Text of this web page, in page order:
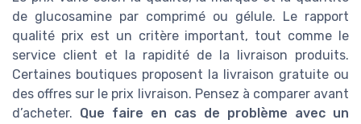
de glucosamine par comprimé ou gélule. Le rapport
qualité prix est un critère important, tout comme le
service client et la rapidité de la livraison produits.
Certaines boutiques proposent la livraison gratuite ou
des offres sur le prix livraison. Pensez à comparer avant
d’acheter. Que faire en cas de problème avec un